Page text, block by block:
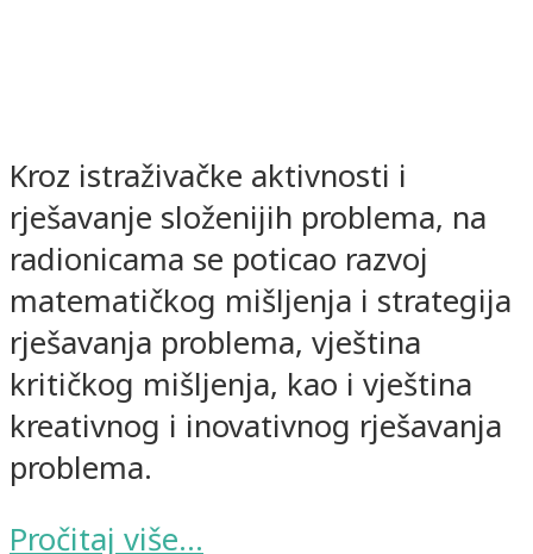
Kroz istraživačke aktivnosti i
rješavanje složenijih problema, na
radionicama se poticao razvoj
matematičkog mišljenja i strategija
rješavanja problema, vještina
kritičkog mišljenja, kao i vještina
kreativnog i inovativnog rješavanja
problema.
Pročitaj više…